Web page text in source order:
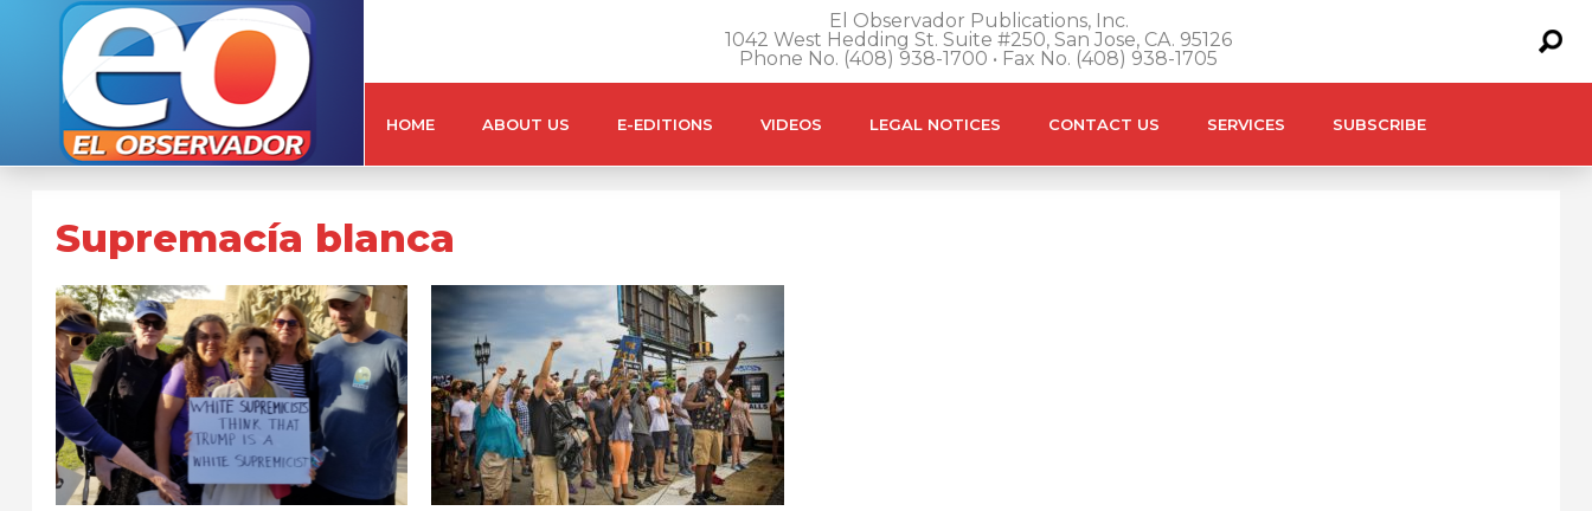
El Observador Publications, Inc.
1042 West Hedding St. Suite #250, San Jose, CA. 95126
Phone No. (408) 938-1700 • Fax No. (408) 938-1705
HOME ABOUT US E-EDITIONS VIDEOS LEGAL NOTICES CONTACT US SERVICES SUBSCRIBE
Supremacía blanca